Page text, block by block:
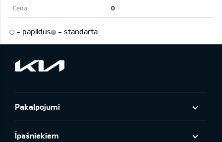
0
- papildus - standarta
Pakalpojumi
Īpašniekiem